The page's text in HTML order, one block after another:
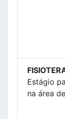
Estágio
na área